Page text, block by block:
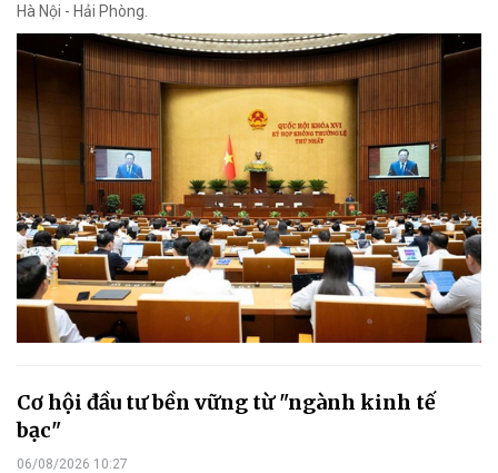
Hà Nội - Hải Phòng.
Cơ hội đầu tư bền vững từ "ngành kinh tế
bạc"
06/08/2026 10:27